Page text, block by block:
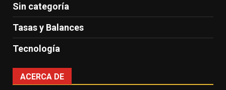
Sin categoría
Tasas y Balances
Tecnología
ACERCA DE